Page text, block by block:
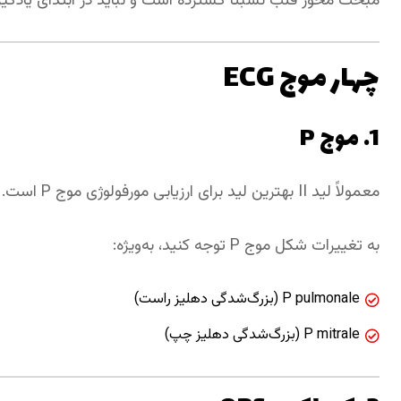
چهار موج ECG
1. موج P
معمولاً لید II بهترین لید برای ارزیابی مورفولوژی موج P است.
به تغییرات شکل موج P توجه کنید، به‌ویژه:
P pulmonale (بزرگ‌شدگی دهلیز راست)
P mitrale (بزرگ‌شدگی دهلیز چپ)